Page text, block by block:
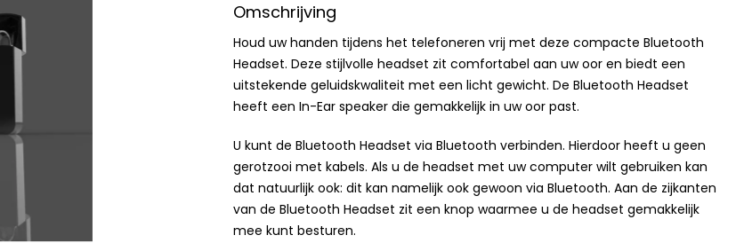
Omschrijving
Houd uw handen tijdens het telefoneren vrij met deze compacte Bluetooth
Headset. Deze stijlvolle headset zit comfortabel aan uw oor en biedt een
uitstekende geluidskwaliteit met een licht gewicht. De Bluetooth Headset
heeft een In-Ear speaker die gemakkelijk in uw oor past.
U kunt de Bluetooth Headset via Bluetooth verbinden. Hierdoor heeft u geen
gerotzooi met kabels. Als u de headset met uw computer wilt gebruiken kan
dat natuurlijk ook: dit kan namelijk ook gewoon via Bluetooth. Aan de zijkanten
van de Bluetooth Headset zit een knop waarmee u de headset gemakkelijk
mee kunt besturen.